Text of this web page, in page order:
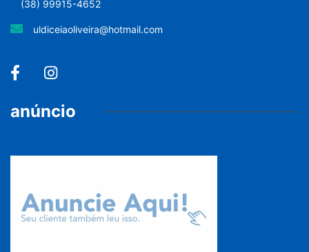
(38) 99915-4652
uldiceiaoliveira@hotmail.com
anúncio